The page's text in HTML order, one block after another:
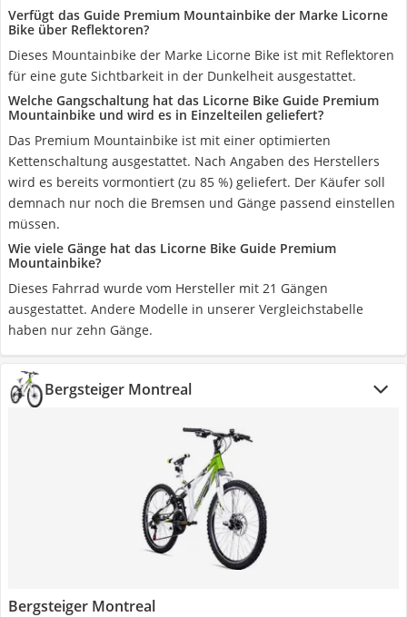
Verfügt das Guide Premium Mountainbike der Marke Licorne
Bike über Reflektoren?
Dieses Mountainbike der Marke Licorne Bike ist mit Reflektoren
für eine gute Sichtbarkeit in der Dunkelheit ausgestattet.
Welche Gangschaltung hat das Licorne Bike Guide Premium
Mountainbike und wird es in Einzelteilen geliefert?
Das Premium Mountainbike ist mit einer optimierten
Kettenschaltung ausgestattet. Nach Angaben des Herstellers
wird es bereits vormontiert (zu 85 %) geliefert. Der Käufer soll
demnach nur noch die Bremsen und Gänge passend einstellen
müssen.
Wie viele Gänge hat das Licorne Bike Guide Premium
Mountainbike?
Dieses Fahrrad wurde vom Hersteller mit 21 Gängen
ausgestattet. Andere Modelle in unserer Vergleichstabelle
haben nur zehn Gänge.
Bergsteiger Montreal
Bergsteiger Montreal